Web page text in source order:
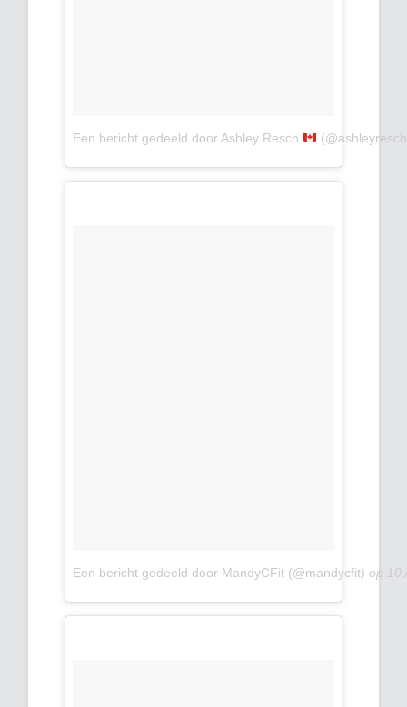
Een bericht gedeeld door Ashley Resch
Een bericht gedeeld door MandyCFit (@mandycfit) op 10